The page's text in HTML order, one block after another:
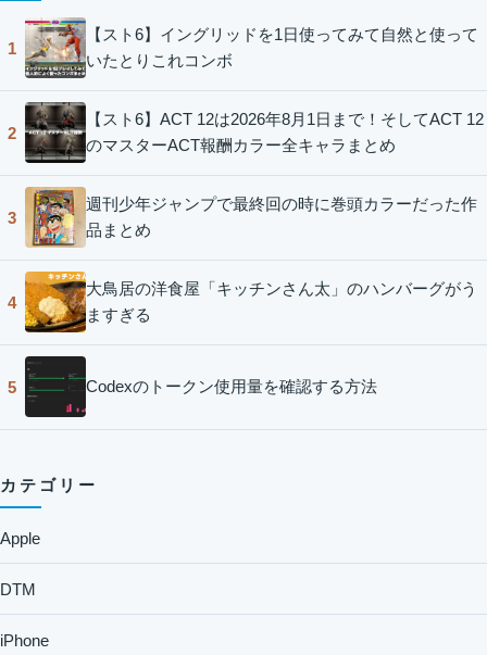
1
【スト6】イングリッドを1日使ってみて自然と使って
いたとりこれコンボ
2
【スト6】ACT 12は2026年8月1日まで！そしてACT 12
のマスターACT報酬カラー全キャラまとめ
3
週刊少年ジャンプで最終回の時に巻頭カラーだった作
品まとめ
4
大鳥居の洋食屋「キッチンさん太」のハンバーグがう
ますぎる
5 Codexのトークン使用量を確認する方法
カテゴリー
Apple
DTM
iPhone